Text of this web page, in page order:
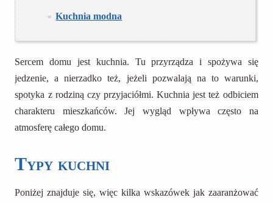
Kuchnia modna
Sercem domu jest kuchnia. Tu przyrządza i spożywa się
jedzenie, a nierzadko też, jeżeli pozwalają na to warunki,
spotyka z rodziną czy przyjaciółmi. Kuchnia jest też odbiciem
charakteru mieszkańców. Jej wygląd wpływa często na
atmosferę całego domu.
Typy kuchni
Poniżej znajduje się, więc kilka wskazówek jak zaaranżować